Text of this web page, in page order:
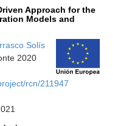
Approach for the
Models and
Solís
2020
rcn/211947